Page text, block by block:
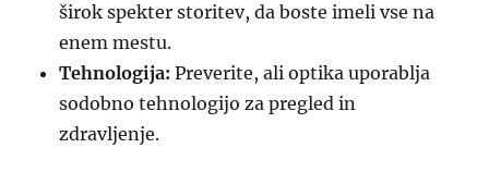
širok spekter storitev, da boste imeli vse na
enem mestu.
Tehnologija: Preverite, ali optika uporablja
sodobno tehnologijo za pregled in
zdravljenje.